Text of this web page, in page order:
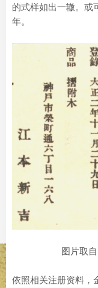
的式样如出一辙。或
年。
图片取
依照相关注册资料，